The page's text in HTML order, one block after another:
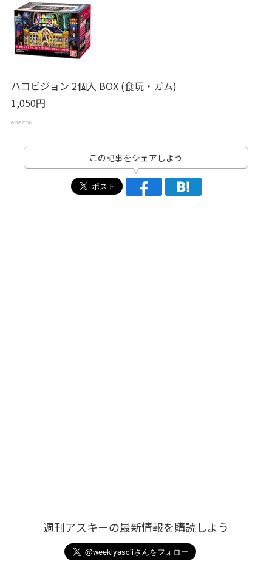
ハコビジョン 2個入 BOX (食玩・ガム)
1,050円
この記事をシェアしよう
週刊アスキーの最新情報を購読しよう